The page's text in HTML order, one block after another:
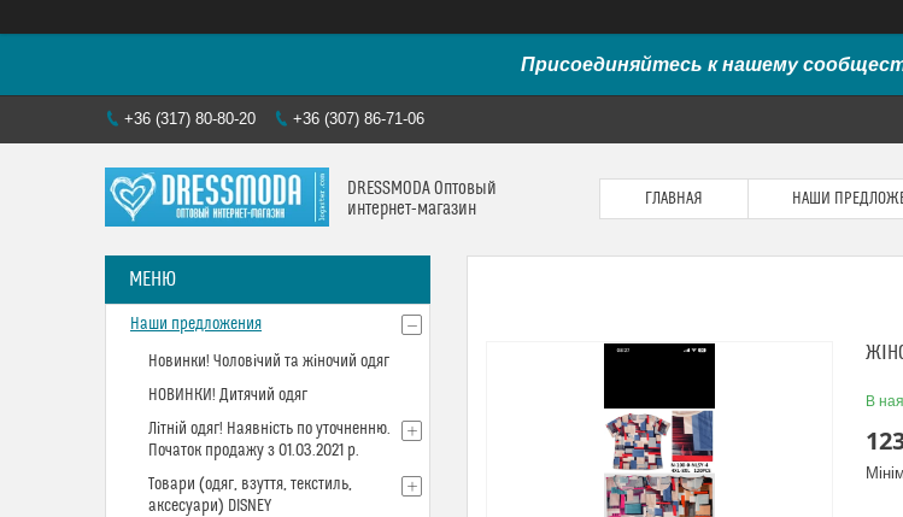
Присоединяйтесь к нашему
+36 (317) 80-80-20 +36 (307) 86-71-06
DRESSMODA Оптовый
интернет-магазин
ГЛАВНАЯ НАШИ
В
Наши предложения
Новинки! Чоловічий та жіночий одяг
НОВИНКИ! Дитячий одяг
Літній одяг! Наявність по уточненню.
Початок продажу з 01.03.2021 р.
Товари (одяг, взуття, текстиль,
аксесуари) DISNEY